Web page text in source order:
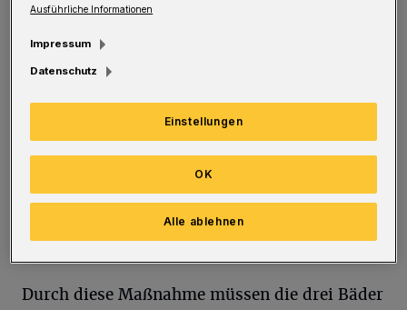
D
as Sport- und Bäderamt reagiert
gemeinsam mit dem
Gebäudemanagement Wuppertal (GMW) auf
die vorübergehende Schließung der Bäder und
Wartungsarbeiten in der Schwimmoper, dem
Gartenhallenbad Langerfeld und dem Stadtbad
Uellendahl kurzfristig vorgezogen werden.
Durch diese Maßnahme müssen die drei Bäder
Ausführliche Informationen
Impressum
Datenschutz
Einstellungen
Alle ablehnen
OK